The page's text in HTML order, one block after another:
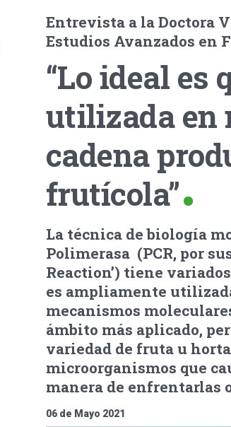
Entrevista a la Doctora
Estudios Avanzados en
“Lo ideal es
utilizada en
cadena
frutícola”
La técnica de biología
Polimerasa (PCR, por
Reaction’) tiene
es ampliamente
mecanismos
ámbito más aplicado,
variedad de fruta u
microorganismos que
manera de enfrentarlas
06 de Mayo 2021